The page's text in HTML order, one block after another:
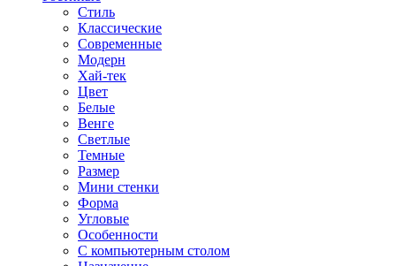
Стиль
Классические
Современные
Модерн
Хай-тек
Цвет
Белые
Венге
Светлые
Темные
Размер
Мини стенки
Форма
Угловые
Особенности
С компьютерным столом